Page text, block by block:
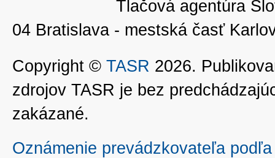
Tlačová agentúra
04 Bratislava - mestská časť
Copyright © TASR 2026.
zdrojov TASR je bez
zakázané.
Oznámenie prevádzkovateľa